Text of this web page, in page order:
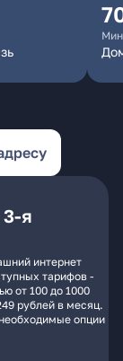
я
интернет
тарифов -
от 100 до 1000
рублей в месяц.
опции